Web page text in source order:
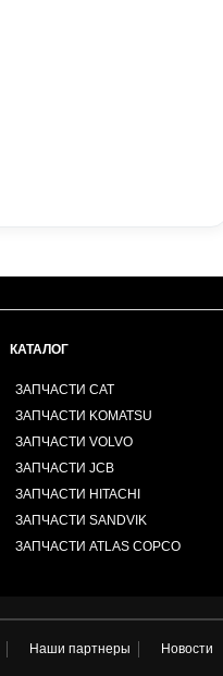
КАТАЛОГ
ЗАПЧАСТИ CAT
ЗАПЧАСТИ KOMATSU
ЗАПЧАСТИ VOLVO
ЗАПЧАСТИ JCB
ЗАПЧАСТИ HITACHI
ЗАПЧАСТИ SANDVIK
ЗАПЧАСТИ ATLAS COPCO
Наши партнеры Новости